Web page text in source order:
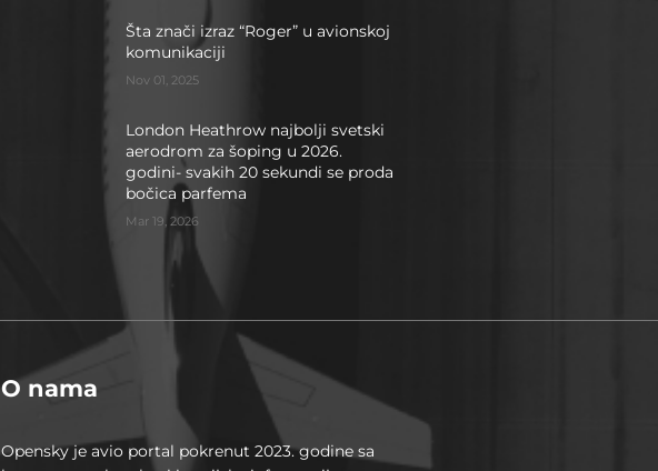
Šta znači izraz “Roger” u avionskoj
komunikaciji
Nov 01, 2025
London Heathrow najbolji svetski
aerodrom za šoping u 2026.
godini- svakih 20 sekundi se proda
bočica parfema
Mar 19, 2026
O nama
Opensky je avio portal pokrenut 2023. godine sa